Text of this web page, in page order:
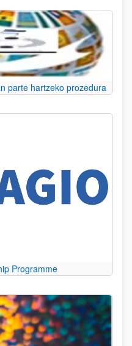
parte hartzeko prozedura
Programme